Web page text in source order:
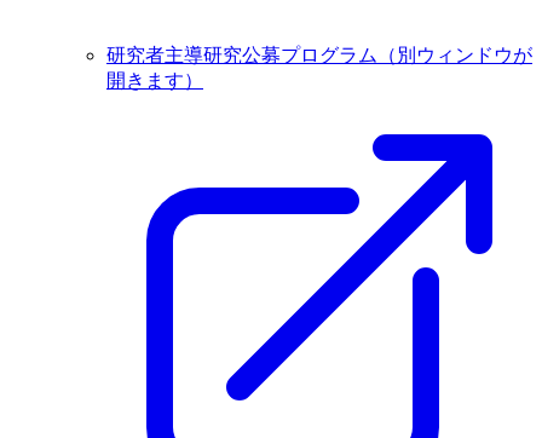
研究者主導研究公募プログラム
（別ウィンドウが
開きます）